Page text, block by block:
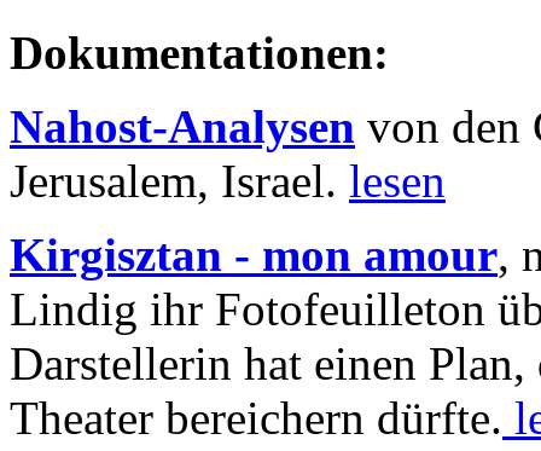
Dokumentationen:
Nahost-Analysen von den
Jerusalem, Israel. lesen
Kirgisztan - mon amour,
Lindig ihr Fotofeuilleton
Darstellerin hat einen Plan,
Theater bereichern dürfte.